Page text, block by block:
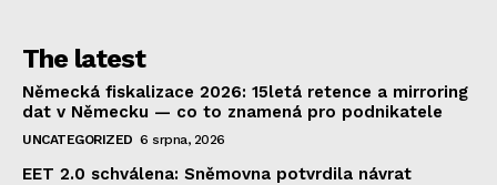
The latest
Německá fiskalizace 2026: 15letá retence a mirroring
dat v Německu — co to znamená pro podnikatele
UNCATEGORIZED 6 srpna, 2026
EET 2.0 schválena: Sněmovna potvrdila návrat